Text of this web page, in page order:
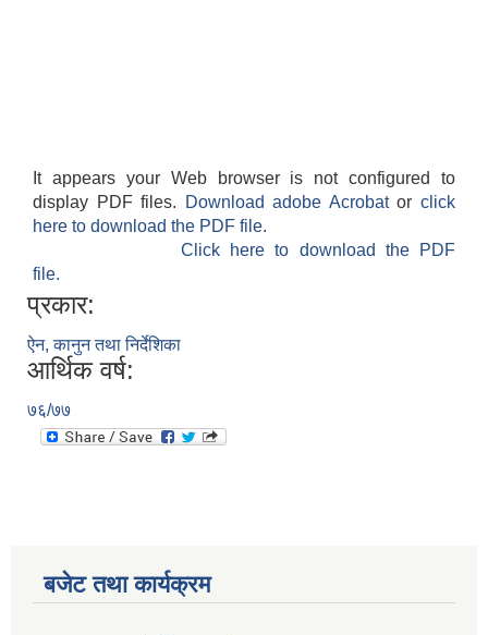
It appears your Web browser is not configured to
display PDF files.
Download adobe Acrobatorclick
here to download the PDF file.
Click here to download the PDF
file.
प्रकार:
ऐन, कानुन तथा निर्देशिका
आर्थिक वर्ष:
७६/७७
बजेट तथा कार्यक्रम